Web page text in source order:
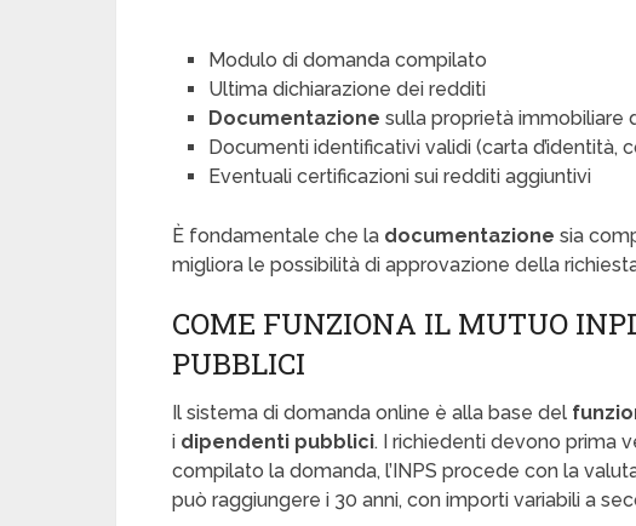
Modulo di domanda compilato
Ultima dichiarazione dei redditi
Documentazione sulla proprietà immobiliare
Documenti identificativi validi (carta d’identità,
Eventuali certificazioni sui redditi aggiuntivi
È fondamentale che la documentazione sia
migliora le possibilità di approvazione della
COME FUNZIONA IL MUTUO
PUBBLICI
Il sistema di domanda online è alla base del
i dipendenti pubblici. I richiedenti devono prima
compilato la domanda, l’INPS procede con la
può raggiungere i 30 anni, con importi variabili a